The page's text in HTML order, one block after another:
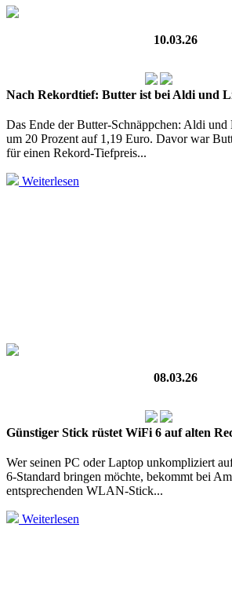
10.03.26
Nach Rekordtief: Butter ist bei Aldi und
Das Ende der Butter-Schnäppchen: Aldi und
um 20 Prozent auf 1,19 Euro. Davor war
für einen Rekord-Tiefpreis...
Weiterlesen
08.03.26
Günstiger Stick rüstet WiFi 6 auf alten
Wer seinen PC oder Laptop unkompliziert
6‑Standard bringen möchte, bekommt bei
entsprechenden WLAN‑Stick...
Weiterlesen